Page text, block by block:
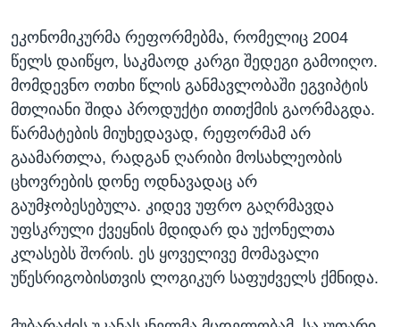
ეკონომიკურმა რეფორმებმა, რომელიც 2004
წელს დაიწყო, საკმაოდ კარგი შედეგი გამოიღო.
მომდევნო ოთხი წლის განმავლობაში ეგვიპტის
მთლიანი შიდა პროდუქტი თითქმის გაორმაგდა.
წარმატების მიუხედავად, რეფორმამ არ
გაამართლა, რადგან ღარიბი მოსახლეობის
ცხოვრების დონე ოდნავადაც არ
გაუმჯობესებულა. კიდევ უფრო გაღრმავდა
უფსკრული ქვეყნის მდიდარ და უქონელთა
კლასებს შორის. ეს ყოველივე მომავალი
უწესრიგობისთვის ლოგიკურ საფუძველს ქმნიდა.